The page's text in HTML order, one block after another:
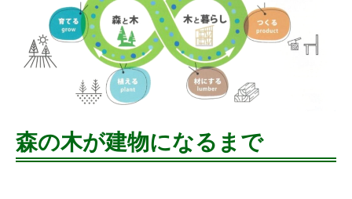
森の木が建物になるまで